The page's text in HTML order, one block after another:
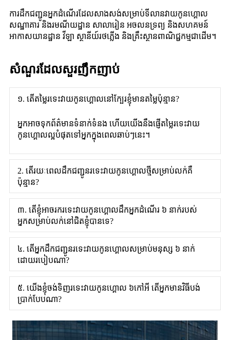
ការដឹកជញ្ជូនអ្នកដំណើរដែលសាងសង់សម្រាប់ទីលានវាយកូនហ្គោល
សណ្ឋាគារ និងរមណីយដ្ឋាន សាលារៀន អចលនទ្រព្យ និងសហគមន៍
អាកាសយានដ្ឋាន វីឡា ស្ថានីយ៍រថភ្លើង និងគ្រឹះស្ថានពាណិជ្ជកម្មជាដើម។
សំណួរដែលសួរញឹកញាប់
១. តើតម្លៃរទេះវាយកូនហ្គោលនៅក្បែរខ្ញុំមានតម្លៃប៉ុន្មាន?
អ្នកអាចទុកព័ត៌មានទំនាក់ទំនង ហើយយើងនឹងផ្ញើតម្លៃរទេះវាយ
កូនហ្គោលល្អបំផុតទៅអ្នកក្នុងពេលឆាប់ៗនេះ។
2. តើ​រយៈពេល​ដឹកជញ្ជូន​រទេះ​វាយ​កូន​ហ្គោល​ថ្មី​សម្រាប់​លក់​គឺ​
ប៉ុន្មាន?
៣. តើខ្ញុំអាចរករទេះវាយកូនហ្គោលដឹកអ្នកដំណើរ ៦ នាក់របស់
អ្នកសម្រាប់លក់នៅជិតខ្ញុំបានទេ?
៤. តើអ្នកដឹកជញ្ជូនរទេះវាយកូនហ្គោលសម្រាប់មនុស្ស ៦ នាក់
ដោយរបៀបណា?
៥. យើងខ្ញុំចង់ទិញរទេះវាយកូនហ្គោល ៦កៅអី តើអ្នកមានវិធីបង់
ប្រាក់បែបណា?